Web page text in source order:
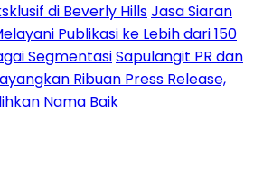
di Beverly HillsJasa Siaran
Publikasi ke Lebih dari 150
SegmentasiSapulangit PR dan
Ribuan Press Release,
Nama Baik